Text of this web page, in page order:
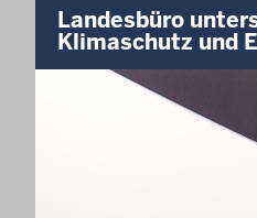
befinden
sich
hier
Landesbüro
Klimaschutz und